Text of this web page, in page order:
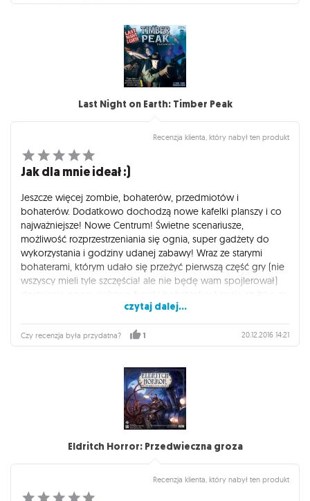
Last Night on Earth: Timber Peak
Recenzja klienta, który nabył ten produkt
Jak dla mnie ideał :)
Jeszcze więcej zombie, bohaterów, przedmiotów i
bohaterów. Dodatkowo dochodzą nowe kafelki planszy i co
najważniejsze! Nowe Centrum! Świetne scenariusze,
możliwość rozprzestrzeniania się ognia, super gadżety do
wykorzystania i godziny udanej zabawy! Wraz ze starymi
bohaterami, którym udało się przeżyć pierwszą część gry (nie
wszyscy mieli tyle szczęścia! ale nie będę wam spojlerował)
broń i spróbujcie przeżyć tą koszmarna noc! Pamiętajcie, że
współpraca bardzo ułatwia przetrwanie ale uniemożliwia
przeszukiwanie budynków, a zombiaki szybko przejmują
nowe budynki i odcinają drogę ucieczki! Najważniejsze to
czytaj dalej...
Czy recenzja była przydatna? 1 20.12.2016 14:21
Eldritch Horror: Przedwieczna groza
Recenzja klienta, który nabył ten produkt